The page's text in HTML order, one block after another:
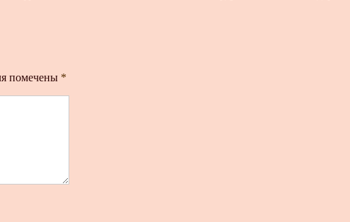
помечены *